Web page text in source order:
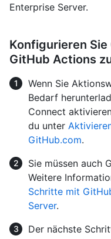
Enterprise Server.
Konfigurieren
GitHub Actions
Wenn Sie
Bedarf
Connect
du unter
GitHub.com.
Sie müssen auch
Weitere
Schritte mit
Server.
Der nächste